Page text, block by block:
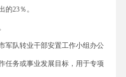
的23％。
军队转业干部安置工作小组办公
任务或事业发展目标，用于专项